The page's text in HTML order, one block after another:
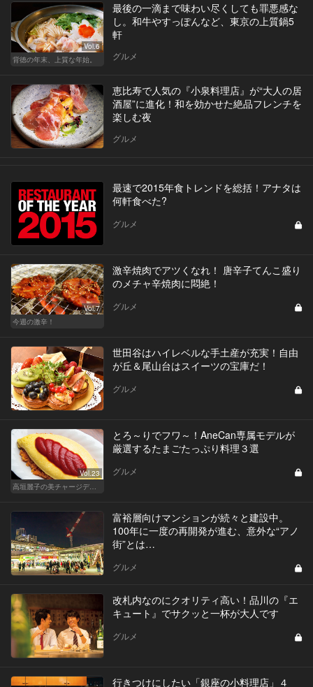
Vol.6
背徳の年末、上質な年始。
最後の一滴まで味わい尽くしても罪悪感な
し。和牛やすっぽんなど、東京の上質鍋5
軒
グルメ
恵比寿で人気の『小泉料理店』が“大人の居
酒屋”に進化！和を効かせた絶品フレンチを
楽しむ夜
グルメ
最速で2015年食トレンドを総括！アナタは
何軒食べた?
グルメ
Vol.7
今週の激辛！
激辛焼肉でアツくなれ！ 唐辛子てんこ盛り
のメチャ辛焼肉に悶絶！
グルメ
世田谷はハイレベルな手土産が充実！自由
が丘＆尾山台はスイーツの宝庫だ！
グルメ
Vol.23
高垣麗子の美チャージディナー
とろ～りでフワ～！AneCan専属モデルが
厳選するたまごたっぷり料理３選
グルメ
富裕層向けマンションが続々と建設中。
100年に一度の再開発が進む、意外な“アノ
街”とは…
グルメ
改札内なのにクオリティ高い！品川の『エ
キュート』でサクッと一杯が大人です
グルメ
行きつけにしたい「銀座の小料理店」４